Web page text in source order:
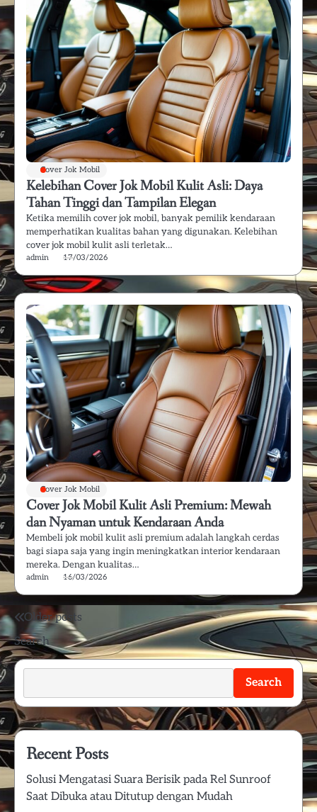
Cover Jok Mobil
Kelebihan Cover Jok Mobil Kulit Asli: Daya
Tahan Tinggi dan Tampilan Elegan
Ketika memilih cover jok mobil, banyak pemilik kendaraan
memperhatikan kualitas bahan yang digunakan. Kelebihan
cover jok mobil kulit asli terletak…
admin 17/03/2026
Cover Jok Mobil
Cover Jok Mobil Kulit Asli Premium: Mewah
dan Nyaman untuk Kendaraan Anda
Membeli jok mobil kulit asli premium adalah langkah cerdas
bagi siapa saja yang ingin meningkatkan interior kendaraan
mereka. Dengan kualitas…
admin 16/03/2026
Posts
navigation
Older posts
Search
Search
Recent Posts
Solusi Mengatasi Suara Berisik pada Rel Sunroof
Saat Dibuka atau Ditutup dengan Mudah